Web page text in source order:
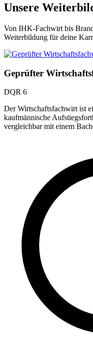
Unsere
Von IHK-Fachwirt bis
Weiterbildung für deine
Geprüfter
DQR 6
Der Wirtschaftsfachwirt ist
kaufmännische
vergleichbar mit einem